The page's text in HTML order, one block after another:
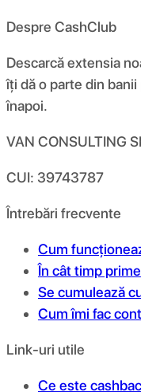
Despre CashClub
Descarcă extensia
îți dă o parte din
înapoi.
VAN CONSULTING
CUI: 39743787
Întrebări frecvente
Cum
În cât timp
Se cumulează
Cum îmi fac
Link-uri utile
Ce este